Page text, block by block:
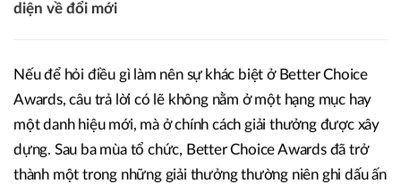
diện về đổi mới
Nếu để hỏi điều gì làm nên sự khác biệt ở Better Choice
Awards, câu trả lời có lẽ không nằm ở một hạng mục hay
một danh hiệu mới, mà ở chính cách giải thưởng được xây
dựng. Sau ba mùa tổ chức, Better Choice Awards đã trở
thành một trong những giải thưởng thường niên ghi dấu ấn